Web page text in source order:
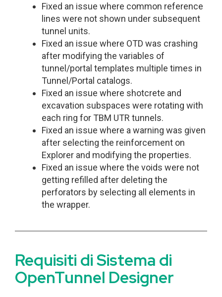
Fixed an issue where common reference
lines were not shown under subsequent
tunnel units.
Fixed an issue where OTD was crashing
after modifying the variables of
tunnel/portal templates multiple times in
Tunnel/Portal catalogs.
Fixed an issue where shotcrete and
excavation subspaces were rotating with
each ring for TBM UTR tunnels.
Fixed an issue where a warning was given
after selecting the reinforcement on
Explorer and modifying the properties.
Fixed an issue where the voids were not
getting refilled after deleting the
perforators by selecting all elements in
the wrapper.
Requisiti di Sistema di
OpenTunnel Designer